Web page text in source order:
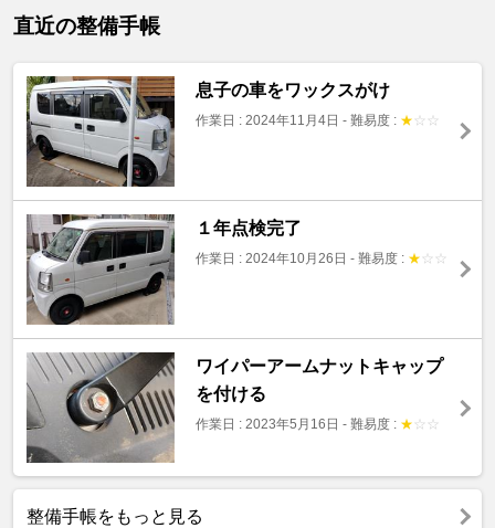
直近の整備手帳
息子の車をワックスがけ
作業日 : 2024年11月4日 - 難易度 : ★ ☆ ☆
１年点検完了
作業日 : 2024年10月26日 - 難易度 : ★ ☆ ☆
ワイパーアームナットキャップ
を付ける
作業日 : 2023年5月16日 - 難易度 : ★ ☆ ☆
整備手帳をもっと見る